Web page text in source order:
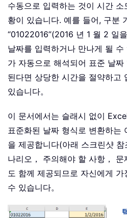
수동으로 입력하는 것이 시간
황이 있습니다. 예를 들어, 구분
“01022016”(2016 년 1 월 2 일
날짜를 입력하거나 만나게 될
가 자동으로 해석되어 표준 날
된다면 상당한 시간을 절약하고
있습니다。
이 문서에서는 슬래시 없이
표준화된 날짜 형식로 변환하는
을 제공합니다(아래 스크린샷
나리오， 주의해야 할 사항，
도 함께 제공되므로 자신에게
수 있습니다。